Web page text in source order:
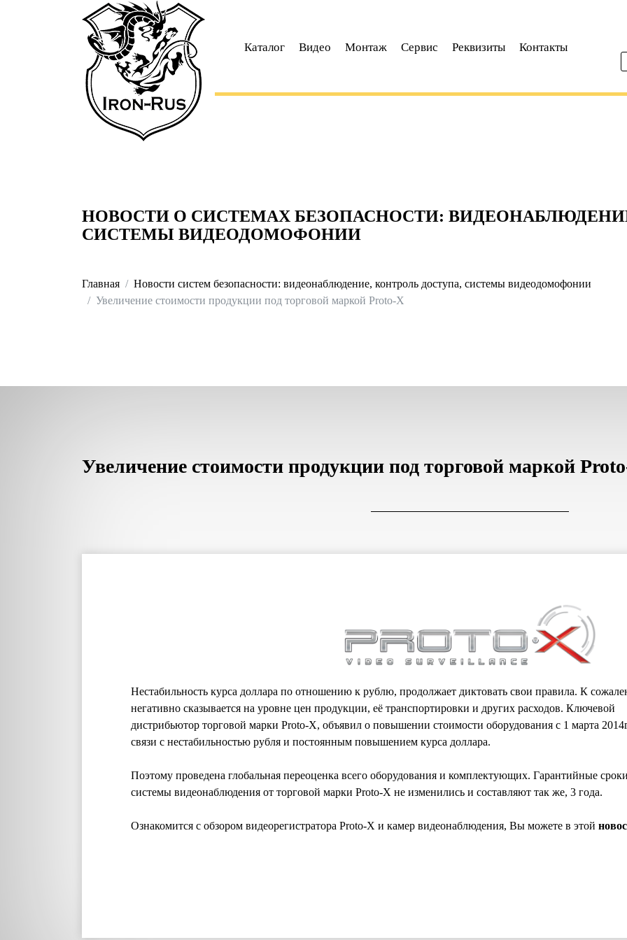
Каталог Видео Монтаж Сервис Реквизиты Контакты
НОВОСТИ О СИСТЕМАХ БЕЗОПАСНОСТИ:
СИСТЕМЫ ВИДЕОДОМОФОНИИ
Главная
Новости систем безопасности: видеонаблюдение, контроль доступа, системы видеодомофонии
Увеличение стоимости продукции под торговой маркой Proto-X
Увеличение стоимости продукции под торговой маркой
Нестабильность курса доллара по отношению к рублю, продолжает диктовать свои правила. К
негативно сказывается на уровне цен продукции, её транспортировки и других расходов. Ключевой
дистрибьютор торговой марки Proto-X, объявил о повышении стоимости оборудования с 1 марта
связи с нестабильностью рубля и постоянным повышением курса доллара.
Поэтому проведена глобальная переоценка всего оборудования и комплектующих. Гарантийные
системы видеонаблюдения от торговой марки Proto-X не изменились и составляют так же, 3 года.
Ознакомится с обзором видеорегистратора Proto-X и камер видеонаблюдения, Вы можете в этой